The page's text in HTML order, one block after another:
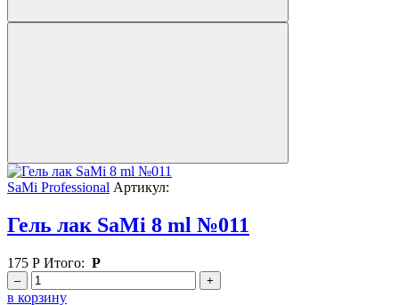
SaMi Professional Артикул:
Гель лак SaMi 8 ml №011
175 Р Итого: Р
– +
в корзину